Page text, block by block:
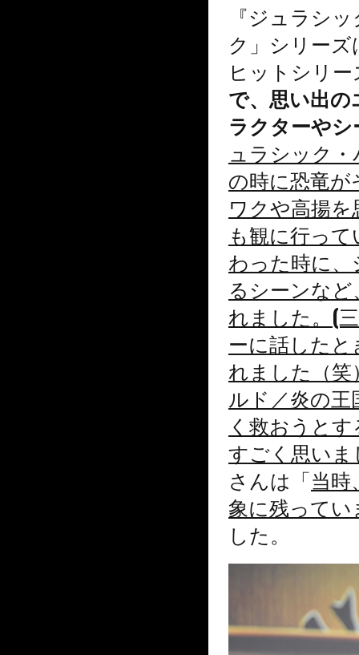
『ジュラシ
ク」シリーズ
ヒットシリ
で、思い出
ラクターや
ュラシック
の時に恐竜
ワクや高揚
も観に行っ
わった時に
るシーンな
れました。(三
ーに話した
れました（笑
ルド／炎の
く救おうと
すごく思い
さんは「当
象に残ってい
した。